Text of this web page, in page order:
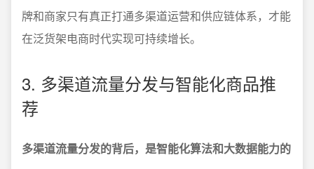
牌和商家只有真正打通多渠道运营和供应链体系，才能
在泛货架电商时代实现可持续增长。
3. 多渠道流量分发与智能化商品推
荐
多渠道流量分发的背后，是智能化算法和大数据能力的